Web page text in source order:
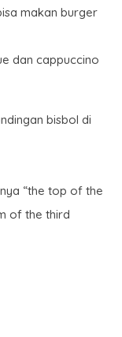
makan burger
dan cappuccino
bisbol di
“the top of the
of the third